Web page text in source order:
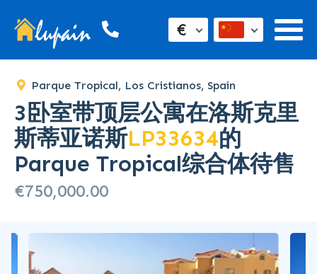
€
Parque Tropical, Los Cristianos, Spain
3卧室带顶层公寓在洛斯克里
斯蒂亚诺斯LP33634的
Parque Tropical综合体待售
€750,000.00